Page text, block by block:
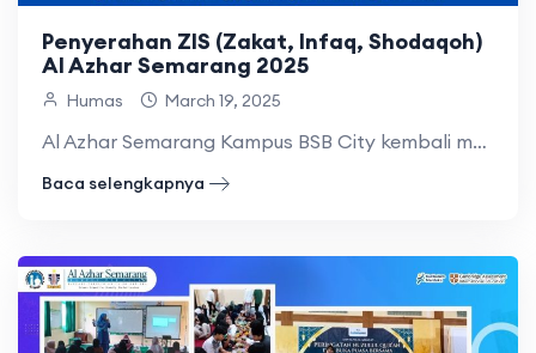
Penyerahan ZIS (Zakat, Infaq, Shodaqoh)
Al Azhar Semarang 2025
Humas March 19, 2025
Al Azhar Semarang Kampus BSB City kembali menyalurkan Zakat, Infaq,.
Baca selengkapnya